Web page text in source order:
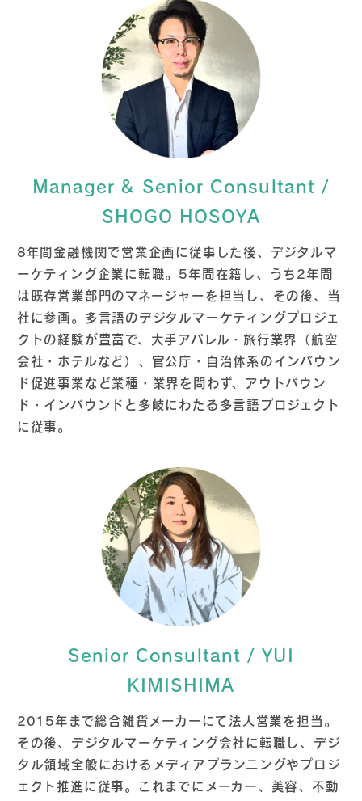
Manager & Senior Consultant /
SHOGO HOSOYA
8年間金融機関で営業企画に従事した後、デジタルマ
ーケティング企業に転職。5年間在籍し、うち2年間
は既存営業部門のマネージャーを担当し、その後、当
社に参画。多言語のデジタルマーケティングプロジェ
クトの経験が豊富で、大手アパレル・旅行業界（航空
会社・ホテルなど）、官公庁・自治体系のインバウン
ド促進事業など業種・業界を問わず、アウトバウン
ド・インバウンドと多岐にわたる多言語プロジェクト
に従事。
Senior Consultant / YUI
KIMISHIMA
2015年まで総合雑貨メーカーにて法人営業を担当。
その後、デジタルマーケティング会社に転職し、デジ
タル領域全般におけるメディアプランニングやプロジ
ェクト推進に従事。これまでにメーカー、美容、不動